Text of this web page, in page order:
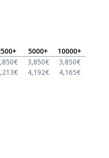
+ 5000+ 10000+
€ 3,850€ 3,850€
€ 4,192€ 4,165€